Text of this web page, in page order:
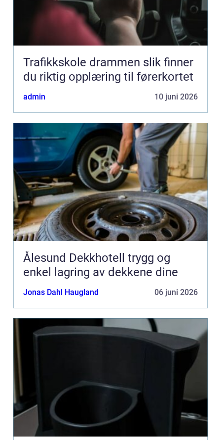
Trafikkskole drammen slik finner
du riktig opplæring til førerkortet
admin 10 juni 2026
Ålesund Dekkhotell trygg og
enkel lagring av dekkene dine
Jonas Dahl Haugland 06 juni 2026